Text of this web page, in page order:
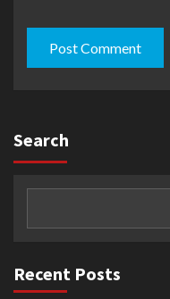
Search
Recent Posts